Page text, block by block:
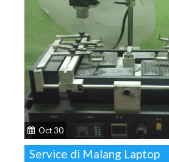
Oct 30
Service di Malang Laptop